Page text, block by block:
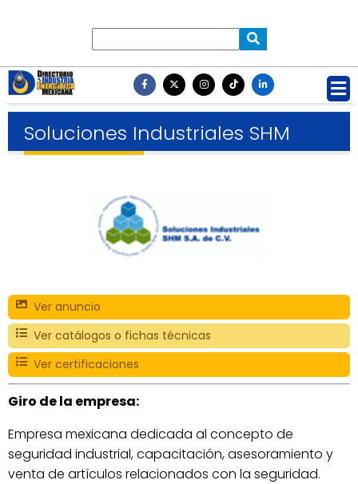
Soluciones Industriales SHM
Ver anuncio
Ver catálogos o fichas técnicas
Ver certificaciones
Giro de la empresa:
Empresa mexicana dedicada al concepto de
seguridad industrial, capacitación, asesoramiento y
venta de artículos relacionados con la seguridad.